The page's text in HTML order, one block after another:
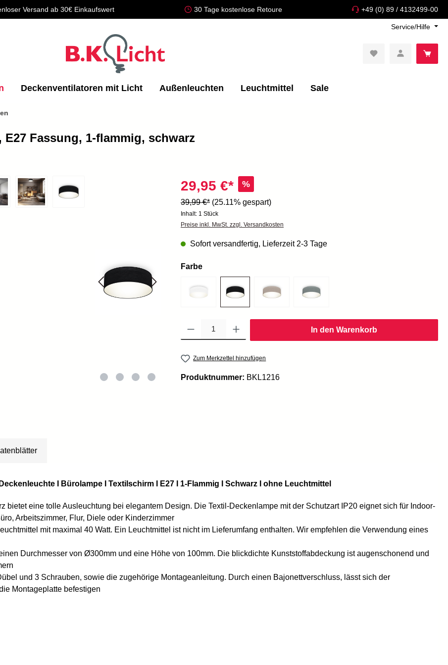
Versand ab 30€ Einkaufswert 30 Tage kostenlose Retoure +49 (0) 89 / 4132499-00
Service/Hilfe
Deckenventilatoren mit Licht Außenleuchten Leuchtmittel Sale
Fassung, 1-flammig, schwarz
29,95 €* %
39,99 €* (25.11% gespart)
Inhalt: 1 Stück
Preise inkl. MwSt. zzgl. Versandkosten
Sofort versandfertig, Lieferzeit 2-3 Tage
Farbe
In den Warenkorb
Zum Merkzettel hinzufügen
Produktnummer: BKL1216
I Bürolampe I Textilschirm I E27 I 1-Flammig I Schwarz I ohne Leuchtmittel
bietet eine tolle Ausleuchtung bei elegantem Design. Die Textil-Deckenlampe mit der Schutzart IP20 eignet sich für Indoor-
Arbeitszimmer, Flur, Diele oder Kinderzimmer
mit maximal 40 Watt. Ein Leuchtmittel ist nicht im Lieferumfang enthalten. Wir empfehlen die Verwendung eines
Durchmesser von Ø300mm und eine Höhe von 100mm. Die blickdichte Kunststoffabdeckung ist augenschonend und
und 3 Schrauben, sowie die zugehörige Montageanleitung. Durch einen Bajonettverschluss, lässt sich der
Montageplatte befestigen